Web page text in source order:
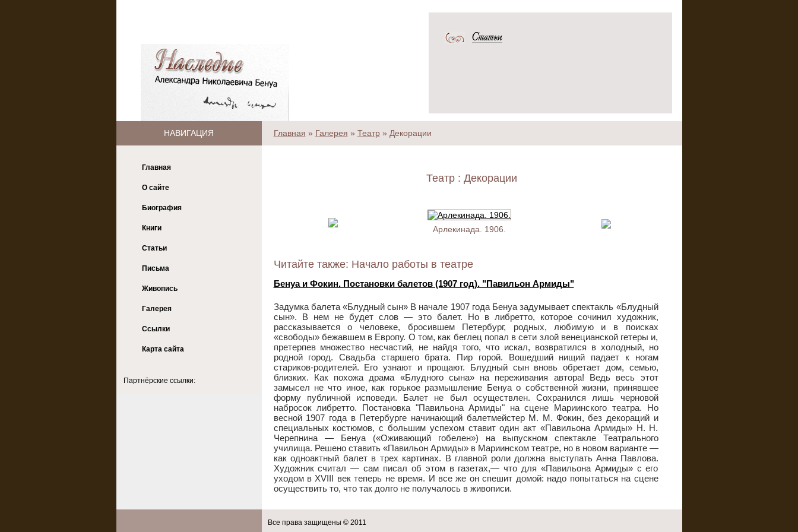
НАВИГАЦИЯ Главная » Галерея » Театр» Декорации
Театр : Декорации
Арлекинада. 1906.
Читайте также: Начало работы в театре
Бенуа и Фокин. Постановки балетов (1907 год). "Павильон Армиды"
Задумка балета «Блудный сын» В начале 1907 года Бенуа задумывает спектакль «Блудный
сын». В нем не будет слов — это балет. Но в либретто, которое сочинил художник,
рассказывается о человеке, бросившем Петербург, родных, любимую и в поисках
«свободы» бежавшем в Европу. О том, как беглец попал в сети злой венецианской гетеры и,
претерпев множество несчастий, не найдя того, что искал, возвратился в холодный, но
родной город. Свадьба старшего брата. Пир горой. Вошедший нищий падает к ногам
стариков-родителей. Его узнают и прощают. Блудный сын вновь обретает дом, семью,
близких. Как похожа драма «Блудного сына» на переживания автора! Ведь весь этот
замысел не что иное, как горькое размышление Бенуа о собственной жизни, принявшее
форму публичной исповеди. Балет не был осуществлен. Сохранился лишь черновой
набросок либретто. Постановка "Павильона Армиды" на сцене Мариинского театра. Но
весной 1907 года в Петербурге начинающий балетмейстер М. М. Фокин, без декораций и
специальных костюмов, с большим успехом ставит один акт «Павильона Армиды» Н. Н.
Черепнина — Бенуа («Оживающий гобелен») на выпускном спектакле Театрального
училища. Решено ставить «Павильон Армиды» в Мариинском театре, но в новом варианте —
как одноактный балет в трех картинах. В главной роли должна выступать Анна Павлова.
Художник считал — сам писал об этом в газетах,— что для «Павильона Армиды» с его
уходом в XVIII век теперь не время. И все же он спешит домой: надо попытаться на сцене
осуществить то, что так долго не получалось в живописи.
Главная
О сайте
Биография
Книги
Статьи
Письма
Живопись
Галерея
Ссылки
Карта сайта
Партнёрские ссылки:
Все права защищены © 2011